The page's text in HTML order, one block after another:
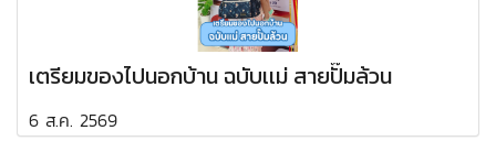
เตรียมของไปนอกบ้าน ฉบับเเม่ สายปั๊มล้วน
6 ส.ค. 2569